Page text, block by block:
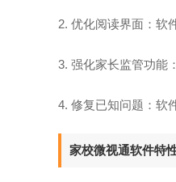
2. 优化阅读界面：软
3. 强化家长监管功能
4. 修复已知问题：软
家校微视通软件特